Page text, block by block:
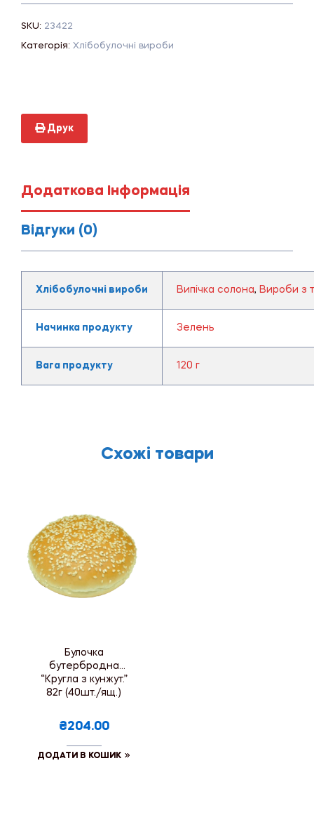
SKU: 23422
Категорія: Хлібобулочні вироби
Друк
Додаткова Інформація
Відгуки (0)
Хлібобулочні вироби Випічка солона, Вироби з
Начинка продукту Зелень
Вага продукту 120 г
Схожі товари
Булочка
бутербродна
“Кругла з кунжут.”
82г (40шт./ящ.)
₴204.00
ДОДАТИ В КОШИК